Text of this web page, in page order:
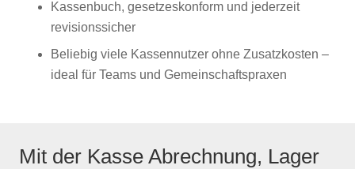
Kassenbuch, gesetzeskonform und jederzeit
revisionssicher
Beliebig viele Kassennutzer ohne Zusatzkosten –
ideal für Teams und Gemeinschaftspraxen
Mit der Kasse Abrechnung, Lager